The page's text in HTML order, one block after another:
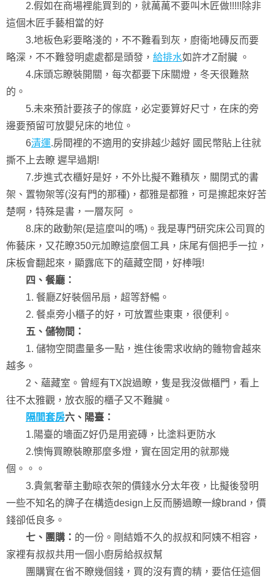
2.假如在商場裡能買到的，就萬萬不要叫木匠做!!!!!除非
這個木匠手藝相當的好
3.地板色彩要略淺的，不不難看到灰，廚衛地磚反而要
略深，不不難發明處處都是頭發， 給排水如許才Z耐臟 。
4.床頭忘瞭裝開關，每次都要下床關燈，冬天很難熬
的。
5.未來預計要孩子的傢庭，必定要算好尺寸，在床的旁
邊要預留可放嬰兒床的地位。
6清運.房間裡的不適用的安排越少越好 國民幣貼上往就
撕不上去瞭 遲早過期!
7.步進式衣櫃好是好，不外比擬不難積灰，關閉式的書
架、置物架等(沒有門的那種)，都雅是都雅，可是擦起來好苦
楚啊，特殊是書，一層灰阿 。
8.床的啟動架(是這麼叫的嗎)。我是專門研究床公司買的
佈藝床，又花瞭350元加瞭這麼個工具，床尾有個把手一拉，
床板會翻起來，顯露底下的蘊藏空間，好棒哦!
四、餐廳：
1. 餐廳Z好裝個吊扇，超等舒暢。
2. 餐桌旁小櫃子的好，可放置些東東，很便利。
五、儲物間：
1. 儲物空間盡量多一點，進住後需求收納的雜物會越來
越多。
2、蘊藏室。曾經有TX說過瞭，隻是我沒做櫃門，看上
往不太雅觀，放衣服的櫃子又不難臟。
隔間套房六、陽臺：
1.陽臺的墻面Z好仍是用瓷磚，比塗料更防水
2.懊悔買瞭裝瞭那麼多燈，實在固定用的就那幾
個。。。
3.貴氣奢華主動晾衣架的價錢水分太年夜，比擬後發明
一些不知名的牌子在構造design上反而勝過瞭一線brand，價
錢卻低良多。
七、團購： 的一份。剛結婚不久的叔叔和阿姨不相容，
家裡有叔叔共用一個小廚房給叔叔幫
團購實在省不瞭幾個錢，買的沒有賣的精，要信任這個